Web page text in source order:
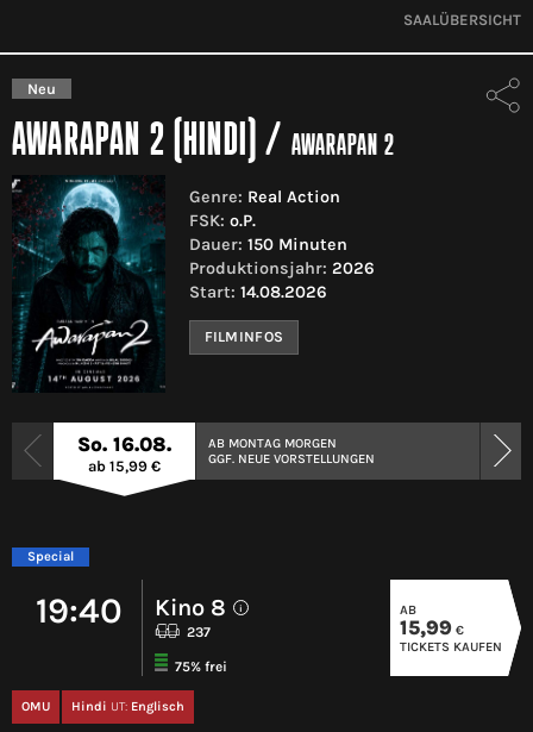
SAALÜBERSICHT
Neu
AWARAPAN 2 (HINDI) / AWARAPAN 2
Genre: Real Action
FSK: o.P.
Dauer: 150 Minuten
Produktionsjahr: 2026
Start: 14.08.2026
FILMINFOS
So. 16.08.
ab 15,99 €
AB MONTAG MORGEN
GGF. NEUE VORSTELLUNGEN
Special
19:40 Kino 8 i
237
75% frei
OMU Hindi UT: Englisch
AB
15,99 €
TICKETS KAUFEN